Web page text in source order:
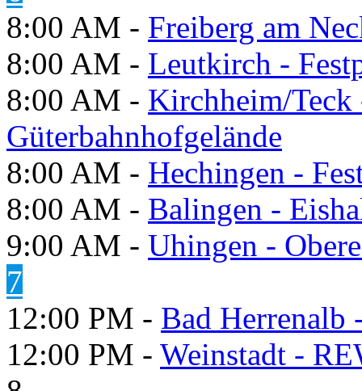
8:00 AM - Freiberg am
8:00 AM - Leutkirch -
8:00 AM - Kirchheim/Teck
Güterbahnhofgelände
8:00 AM - Hechingen -
8:00 AM - Balingen -
9:00 AM - Uhingen -
7
12:00 PM - Bad Herrenalb
12:00 PM - Weinstadt -